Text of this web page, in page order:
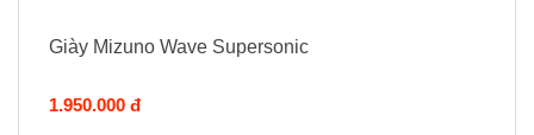
Giày Mizuno Wave Supersonic
1.950.000 đ